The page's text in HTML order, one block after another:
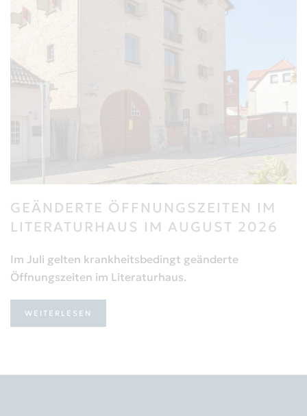
GEÄNDERTE ÖFFNUNGSZEITEN IM
LITERATURHAUS IM AUGUST 2026
Im Juli gelten krankheitsbedingt geänderte
Öffnungszeiten im Literaturhaus.
WEITERLESEN